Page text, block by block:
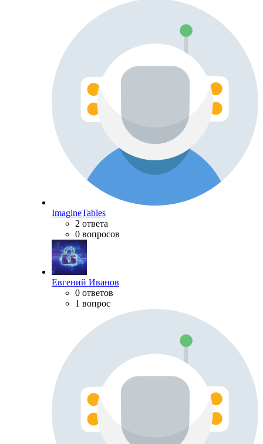
ImagineTables
2 ответа
0 вопросов
Евгений Иванов
0 ответов
1 вопрос